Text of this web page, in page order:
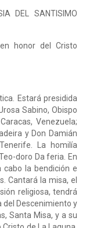
DEL SANTISIMO
honor del Cristo
Estará presidida
Sabino, Obispo
Venezuela;
y Don Damián
La homilía
doro Da feria. En
cabo la bendición e
Cantará la misa, el
religiosa, tendrá
del Descenimiento y
Santa Misa, y a su